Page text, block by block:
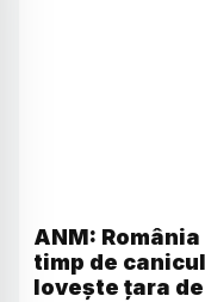
ANM:
timp de
lovește țara